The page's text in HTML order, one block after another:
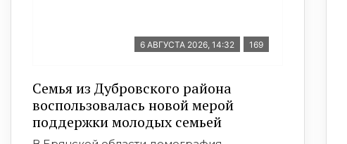
6 АВГУСТА 2026, 14:32 169
Семья из Дубровского района
воспользовалась новой мерой
поддержки молодых семьей